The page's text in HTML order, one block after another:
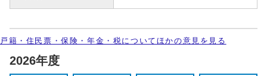
戸籍・住民票・保険・年金・税についてほかの意見を見る
2026年度